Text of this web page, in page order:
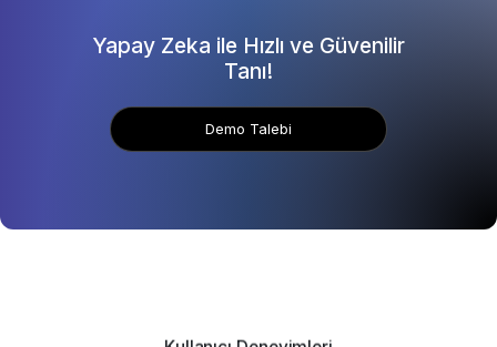
Yapay Zeka ile Hızlı ve Güvenilir
Tanı!
Demo Talebi